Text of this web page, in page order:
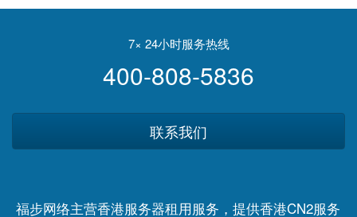
否迎来新拐点？
元 一小时突破40亿
7× 24小时服务热线
400-808-5836
联系我们
福步网络主营香港服务器租用服务，提供香港CN2服务